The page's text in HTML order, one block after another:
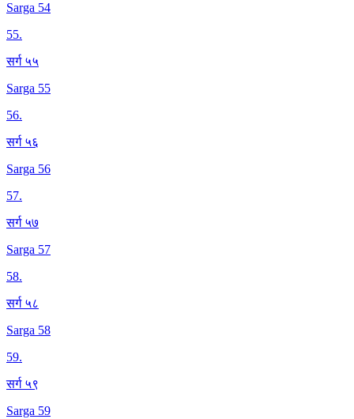
Sarga 54
55.
सर्ग ५५
Sarga 55
56.
सर्ग ५६
Sarga 56
57.
सर्ग ५७
Sarga 57
58.
सर्ग ५८
Sarga 58
59.
सर्ग ५९
Sarga 59